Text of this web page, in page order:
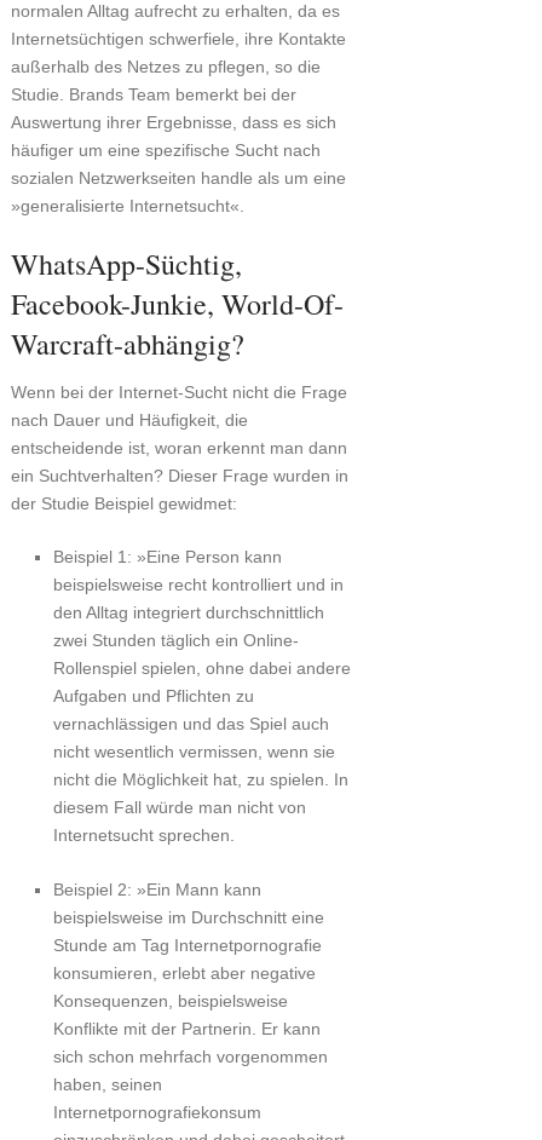
normalen Alltag aufrecht zu erhalten, da es
Internetsüchtigen schwerfiele, ihre Kontakte
außerhalb des Netzes zu pflegen, so die
Studie. Brands Team bemerkt bei der
Auswertung ihrer Ergebnisse, dass es sich
häufiger um eine spezifische Sucht nach
sozialen Netzwerkseiten handle als um eine
»generalisierte Internetsucht«.
WhatsApp-Süchtig,
Facebook-Junkie, World-Of-
Warcraft-abhängig?
Wenn bei der Internet-Sucht nicht die Frage
nach Dauer und Häufigkeit, die
entscheidende ist, woran erkennt man dann
ein Suchtverhalten? Dieser Frage wurden in
der Studie Beispiel gewidmet:
Beispiel 1: »Eine Person kann
beispielsweise recht kontrolliert und in
den Alltag integriert durchschnittlich
zwei Stunden täglich ein Online-
Rollenspiel spielen, ohne dabei andere
Aufgaben und Pflichten zu
vernachlässigen und das Spiel auch
nicht wesentlich vermissen, wenn sie
nicht die Möglichkeit hat, zu spielen. In
diesem Fall würde man nicht von
Internetsucht sprechen.
Beispiel 2: »Ein Mann kann
beispielsweise im Durchschnitt eine
Stunde am Tag Internetpornografie
konsumieren, erlebt aber negative
Konsequenzen, beispielsweise
Konflikte mit der Partnerin. Er kann
sich schon mehrfach vorgenommen
haben, seinen
Internetpornografiekonsum